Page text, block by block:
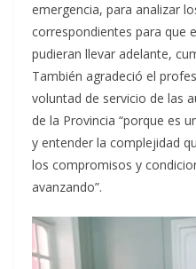
emergencia, para analizar
correspondientes para que
pudieran llevar adelante,
También agradeció el
voluntad de servicio de las
de la Provincia “porque es
y entender la complejidad
los compromisos y
avanzando”.